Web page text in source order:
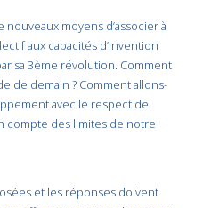
moyens d’associer à
aux capacités d’invention
sa 3ème révolution. Comment
de demain ? Comment allons-
avec le respect de
compte des limites de notre
et les réponses doivent